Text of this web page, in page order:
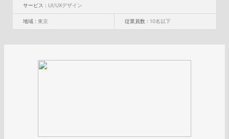
サービス : UI/UXデザイン
地域 :東京 従業員数 : 10名以下